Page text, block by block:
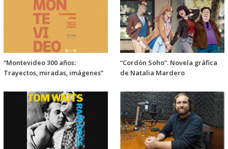
“Montevideo 300 años:
Trayectos, miradas, imágenes”
“Cordón Soho”. Novela gráfica
de Natalia Mardero